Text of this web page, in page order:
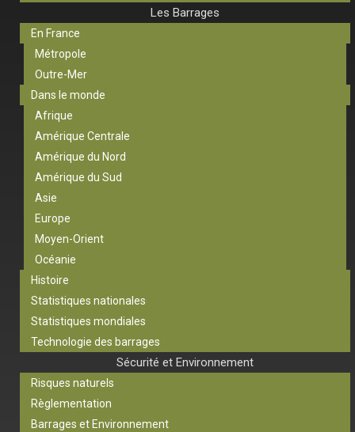
Les Barrages
En France
Métropole
Outre-Mer
Dans le monde
Afrique
Amérique Centrale
Amérique du Nord
Amérique du Sud
Asie
Europe
Moyen-Orient
Océanie
Histoire
Statistiques nationales
Statistiques mondiales
Technologie des barrages
Sécurité et Environnement
Risques naturels
Règlementation
Barrages et Environnement